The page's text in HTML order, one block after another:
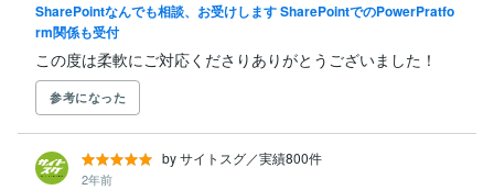
SharePointなんでも相談、お受けします SharePointでのPowerPratfo
rm関係も受付
この度は柔軟にご対応くださりありがとうございました！
参考になった
by サイトスグ／実績800件
2年前